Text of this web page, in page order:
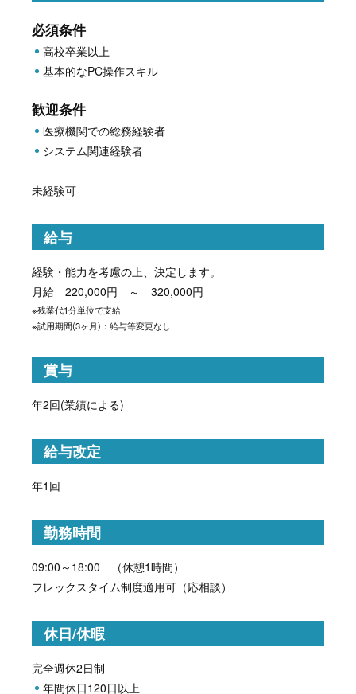
必須条件
高校卒業以上
基本的なPC操作スキル
歓迎条件
医療機関での総務経験者
システム関連経験者
未経験可
給与
経験・能力を考慮の上、決定します。
月給 220,000円 ～ 320,000円
※残業代1分単位で支給
※試用期間(3ヶ月)：給与等変更なし
賞与
年2回(業績による)
給与改定
年1回
勤務時間
09:00～18:00 （休憩1時間）
フレックスタイム制度適用可（応相談）
休日/休暇
完全週休2日制
年間休日120日以上